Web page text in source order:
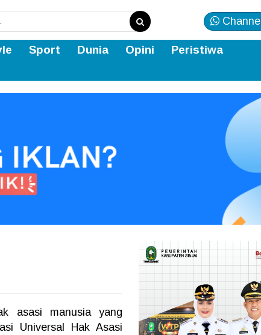
Channel
Sport Dunia Opini
Peristiwa
asasi manusia yang
Universal Hak Asasi